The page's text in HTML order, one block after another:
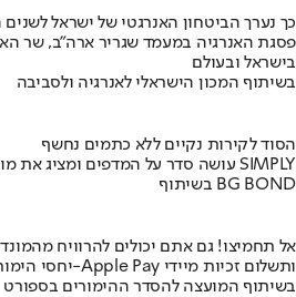
כך נערך הביטחון האנרגטי של ישראל
פסגת האנרגיה במעמד שגריר ארה"ב, שר
בישראל ובעולם
בשיתוף המכון הישראלי לאנרגיה ולסביבה
הסוד לקירות נקיים ללא כתמים נחשף
מומחה BG BOND עושה סדר על המדפים ומציג את מותג הצבע SIMPLY
בשיתוף BG BOND
אל תחמיצו! גם אתם יכולים להרוויח
יחסי הימור משופרים, הפקדות ב-Apple Pay ותשלום זכיות מיידי
בשיתוף המועצה להסדר ההימורים בספורט